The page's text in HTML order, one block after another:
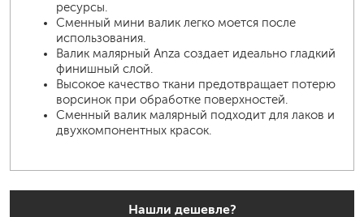
ресурсы.
Сменный мини валик легко моется после
использования.
Валик малярный Anza создает идеально гладкий
финишный слой.
Высокое качество ткани предотвращает потерю
ворсинок при обработке поверхностей.
Сменный валик малярный подходит для лаков и
двухкомпонентных красок.
Нашли дешевле?